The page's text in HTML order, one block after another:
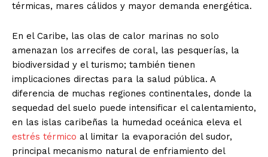
térmicas, mares cálidos y mayor demanda energética.
En el Caribe, las olas de calor marinas no solo
amenazan los arrecifes de coral, las pesquerías, la
biodiversidad y el turismo; también tienen
implicaciones directas para la salud pública. A
diferencia de muchas regiones continentales, donde la
sequedad del suelo puede intensificar el calentamiento,
en las islas caribeñas la humedad oceánica eleva el
estrés térmico al limitar la evaporación del sudor,
principal mecanismo natural de enfriamiento del